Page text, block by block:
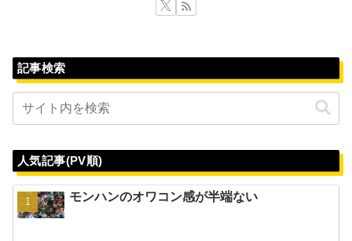
記事検索
人気記事(PV順)
モンハンのオワコン感が半端ない